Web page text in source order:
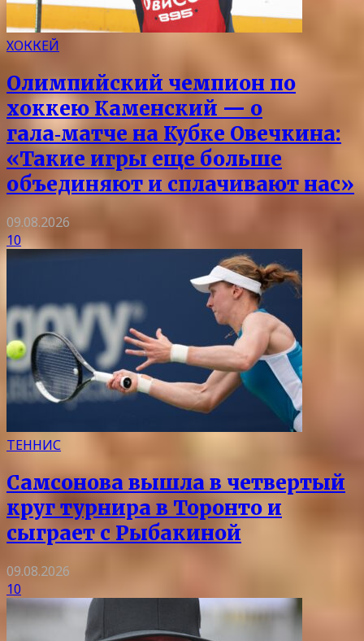
ХОККЕЙ
Олимпийский чемпион по
хоккею Каменский — о
гала‑матче на Кубке Овечкина:
«Такие игры еще больше
объединяют и сплачивают нас»
09.08.2026
10
ТЕННИС
Самсонова вышла в четвертый
круг турнира в Торонто и
сыграет с Рыбакиной
09.08.2026
10